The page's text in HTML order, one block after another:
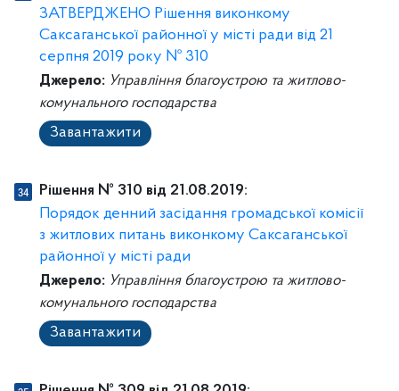
ЗАТВЕРДЖЕНО Рішення виконкому
Саксаганської районної у місті ради від 21
серпня 2019 року № 310
Джерело: Управління благоустрою та житлово-
комунального господарства
Завантажити
Рішення № 310 від 21.08.2019:
Порядок денний засідання громадської комісії
з житлових питань виконкому Саксаганської
районної у місті ради
Джерело: Управління благоустрою та житлово-
комунального господарства
Завантажити